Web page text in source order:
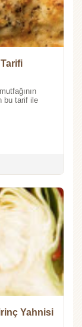
bu tarif ile
Yahnisi